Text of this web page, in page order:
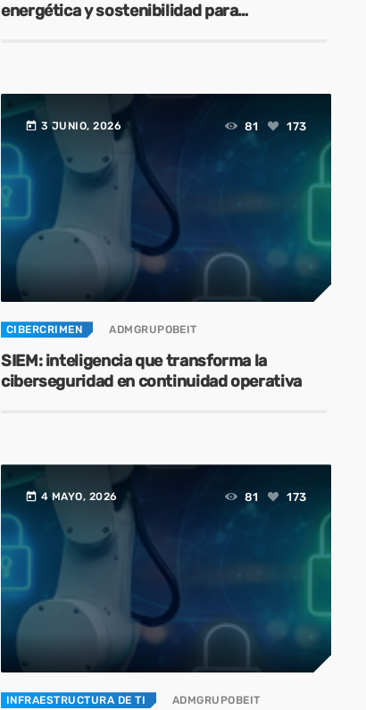
energética y sostenibilidad para
today 3 JUNIO, 2026 81 173
CIBERCRIMEN ADMGRUPOBEIT
SIEM: inteligencia que transforma la
ciberseguridad en continuidad operativa
today 4 MAYO, 2026 81 173
INFRAESTRUCTURA DE TI ADMGRUPOBEIT